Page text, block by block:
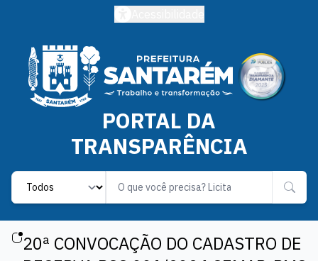
PORTAL DA
TRANSPARÊNCIA
Label
20ª CONVOCAÇÃO DO CADASTRO DE